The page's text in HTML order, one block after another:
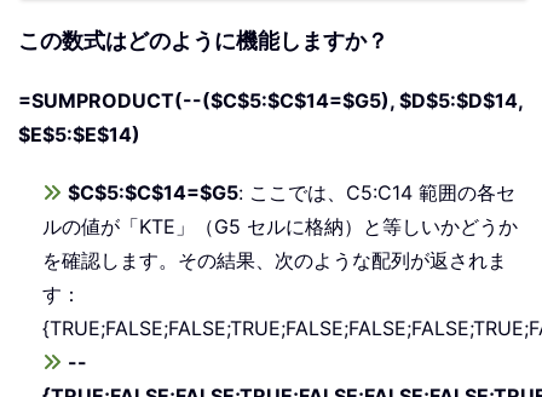
この数式はどのように機能しますか？
=SUMPRODUCT(--($C$5:$C$14=$G5), $D$5:$D$14,
$E$5:$E$14)
$C$5:$C$14=$G5: ここでは、C5:C14 範囲の各セ
ルの値が「KTE」（G5 セルに格納）と等しいかどうか
を確認します。その結果、次のような配列が返されま
す：
--